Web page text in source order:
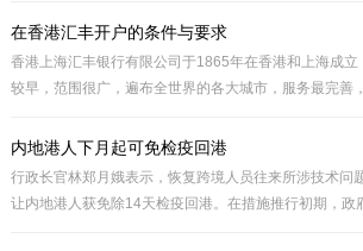
在香港汇丰开户的条件与要求
香港上海汇丰银行有限公司于1865年在香港和上海成立
较早，范围很广，遍布全世界的各大城市，服务最完善
内地港人下月起可免检疫回港
行政长官林郑月娥表示，恢复跨境人员往来所涉技术问
让内地港人获免除14天检疫回港。在措施推行初期，政